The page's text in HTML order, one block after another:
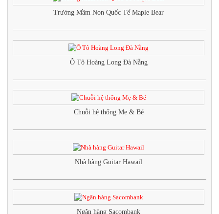
Trường Mầm Non Quốc Tế Maple Bear
Ô Tô Hoàng Long Đà Nẵng
Chuỗi hệ thống Mẹ & Bé
Nhà hàng Guitar Hawail
Ngân hàng Sacombank